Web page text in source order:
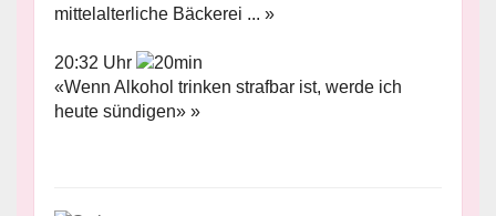
mittelalterliche Bäckerei ... »
20:32 Uhr
«Wenn Alkohol trinken strafbar ist, werde ich
heute sündigen» »